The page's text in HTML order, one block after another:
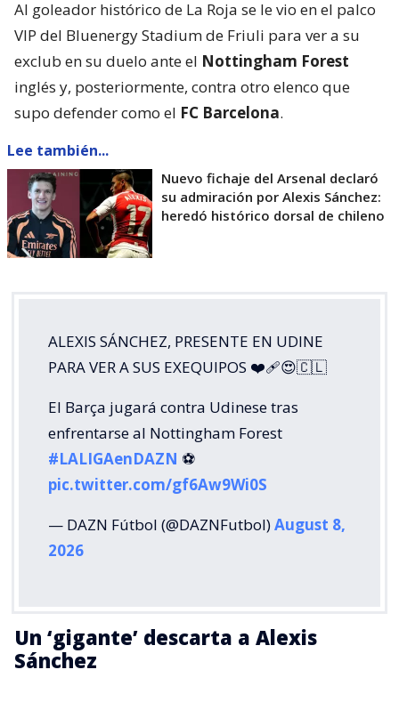
Al goleador histórico de La Roja se le vio en el palco
VIP del Bluenergy Stadium de Friuli para ver a su
exclub en su duelo ante el Nottingham Forest
inglés y, posteriormente, contra otro elenco que
supo defender como el FC Barcelona.
Lee también...
Nuevo fichaje del Arsenal declaró
su admiración por Alexis Sánchez:
heredó histórico dorsal de chileno
ALEXIS SÁNCHEZ, PRESENTE EN UDINE
PARA VER A SUS EXEQUIPOS ❤️‍🩹😍🇨🇱
El Barça jugará contra Udinese tras
enfrentarse al Nottingham Forest
#LALIGAenDAZN ⚽️
pic.twitter.com/gf6Aw9Wi0S
— DAZN Fútbol (@DAZNFutbol)August 8,
2026
Un ‘gigante’ descarta a Alexis
Sánchez